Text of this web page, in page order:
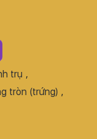
trụ ,
tròn (trứng) ,